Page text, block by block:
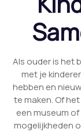
Als ouder is het
met je
hebben en
te maken. Of
een museum
mogelijkheden